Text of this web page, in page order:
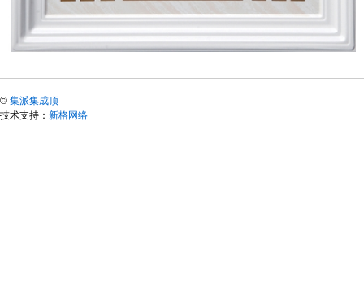
© 集派集成顶
技术支持： 新格网络